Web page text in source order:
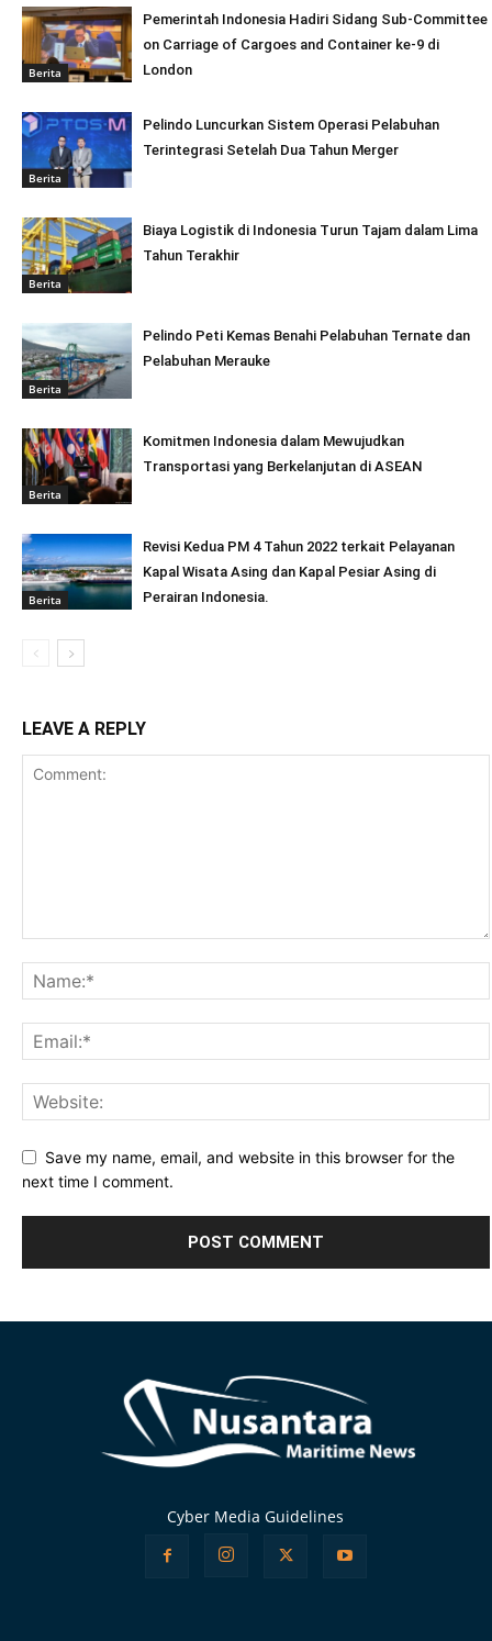
Berita
Pemerintah Indonesia Hadiri Sidang Sub-Committee
on Carriage of Cargoes and Container ke-9 di
London
Berita
Pelindo Luncurkan Sistem Operasi Pelabuhan
Terintegrasi Setelah Dua Tahun Merger
Berita
Biaya Logistik di Indonesia Turun Tajam dalam Lima
Tahun Terakhir
Berita
Pelindo Peti Kemas Benahi Pelabuhan Ternate dan
Pelabuhan Merauke
Berita
Komitmen Indonesia dalam Mewujudkan
Transportasi yang Berkelanjutan di ASEAN
Berita
Revisi Kedua PM 4 Tahun 2022 terkait Pelayanan
Kapal Wisata Asing dan Kapal Pesiar Asing di
Perairan Indonesia.
LEAVE A REPLY
Save my name, email, and website in this browser for the
next time I comment.
Cyber Media Guidelines